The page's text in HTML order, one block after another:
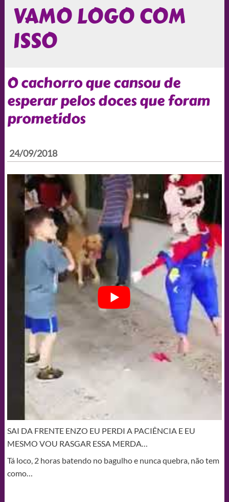
VAMO LOGO COM
ISSO
O cachorro que cansou de
esperar pelos doces que foram
prometidos
24/09/2018
SAI DA FRENTE ENZO EU PERDI A PACIÊNCIA E EU
MESMO VOU RASGAR ESSA MERDA…
Tá loco, 2 horas batendo no bagulho e nunca quebra, não tem
como…